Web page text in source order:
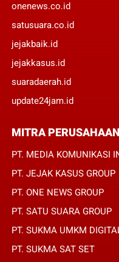
onenews.co.id
satusuara.co.id
jejakbaik.id
jejakkasus.id
suaradaerah.id
update24jam.id
MITRA PERUSAHAAN
PT. MEDIA KOMUNIKASI
PT. JEJAK KASUS GROUP
PT. ONE NEWS GROUP
PT. SATU SUARA GROUP
PT. SUKMA UMKM
PT. SUKMA SAT SET